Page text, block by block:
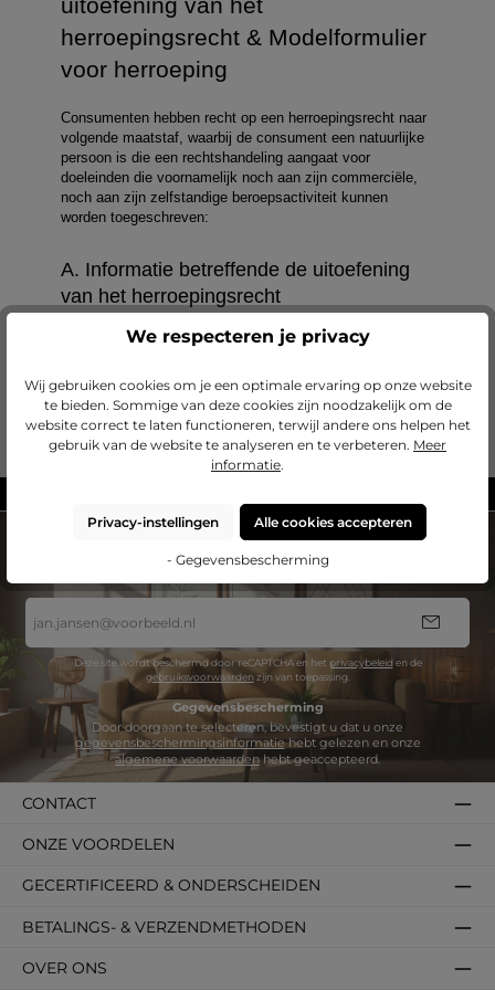
NIEUWSBRIEF
Abonneer nu op onze regelmatig verschijnende nieuwsbrief om op de
mailadres
*
Deze site wordt beschermd door reCAPTCHA en het privacybeleid en de
gebruiksvoorwaarden zijn van toepassing.
Gegevensbescherming
gegevensbeschermingsinformatie
algemene voorwaardenhebt geaccepteerd.
CONTACT
BETALINGS- & VERZENDMETHODEN
OVER ONS
GECERTIFICEERD & ONDERSCHEIDEN
ONZE VOORDELEN
We respecteren je privacy
Wij gebruiken cookies om je een optimale ervaring op onze website
te bieden. Sommige van deze cookies zijn noodzakelijk om de
website correct te laten functioneren, terwijl andere ons helpen het
gebruik van de website te analyseren en te verbeteren. Meer
informatie.
Privacy-instellingen Alle cookies accepteren
- Gegevensbescherming